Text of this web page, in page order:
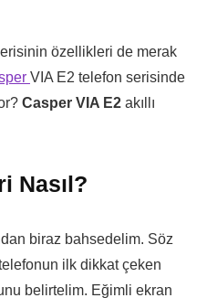
özellikleri de merak
VIA E2 telefon serisinde
Casper VIA E2 akıllı
Nasıl?
biraz bahsedelim. Söz
ilk dikkat çeken
belirtelim. Eğimli ekran